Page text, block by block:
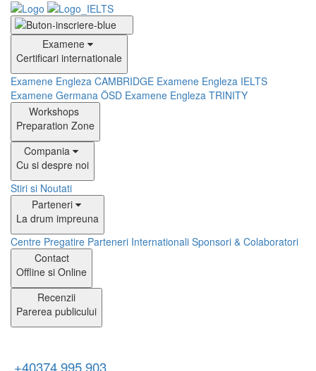
Examene
Certificari internationale
Examene Engleza CAMBRIDGE Examene Engleza IELTS
Examene Germana ÖSD Examene Engleza TRINITY
Workshops
Preparation Zone
Compania
Cu si despre noi
Stiri si Noutati
Parteneri
La drum impreuna
Centre Pregatire Parteneri Internationali Sponsori & Colaboratori
Contact
Offline si Online
Recenzii
Parerea publicului
+40374.995.903